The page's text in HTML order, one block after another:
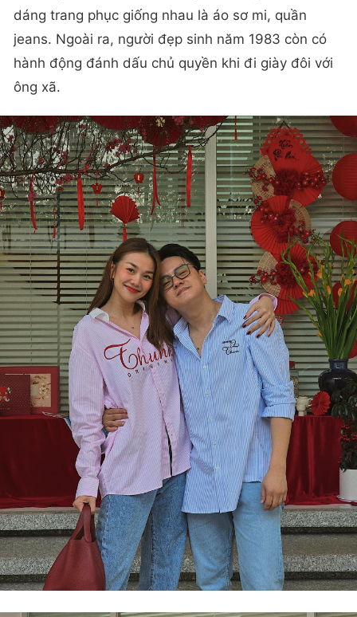
dáng trang phục giống nhau là áo sơ mi, quần
jeans. Ngoài ra, người đẹp sinh năm 1983 còn có
hành động đánh dấu chủ quyền khi đi giày đôi với
ông xã.